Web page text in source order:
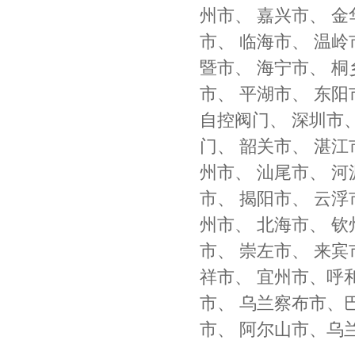
州市、 嘉兴市、
市、 临海市、 温
暨市、 海宁市、
市、 平湖市、 东
自控阀门、 深圳市
门、 韶关市、 湛
州市、 汕尾市、
市、 揭阳市、 云
州市、 北海市、
市、 崇左市、 来
祥市、 宜州市、呼
市、 乌兰察布市、
市、 阿尔山市、乌